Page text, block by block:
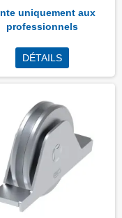
uniquement aux
professionnels
DÉTAILS